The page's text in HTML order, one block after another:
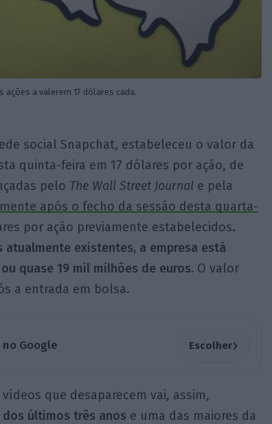
a valerem 17 dólares cada.
social Snapchat, estabeleceu o valor da
quinta-feira em 17 dólares por ação, de
pelo The Wall Street Journal e pela
após o fecho da sessão desta quarta-
por ação previamente estabelecidos.
atualmente existentes, a empresa está
quase 19 mil milhões de euros. O valor
a entrada em bolsa.
Google Escolher›
que desaparecem vai, assim,
últimos três anos e uma das maiores da